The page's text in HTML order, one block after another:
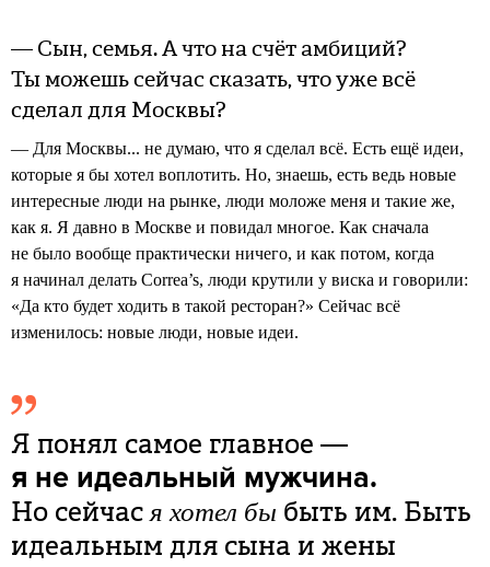
— Сын, семья. А что на счёт амбиций?
Ты можешь сейчас сказать, что уже всё
сделал для Москвы?
— Для Москвы... не думаю, что я сделал всё. Есть ещё идеи,
которые я бы хотел воплотить. Но, знаешь, есть ведь новые
интересные люди на рынке, люди моложе меня и такие же,
как я. Я давно в Москве и повидал многое. Как сначала
не было вообще практически ничего, и как потом, когда
я начинал делать Correa’s, люди крутили у виска и говорили:
«Да кто будет ходить в такой ресторан?» Сейчас всё
изменилось: новые люди, новые идеи.
Я понял самое главное —
я не идеальный мужчина.
Но сейчася хотел бы быть им. Быть
идеальным для сына и жены